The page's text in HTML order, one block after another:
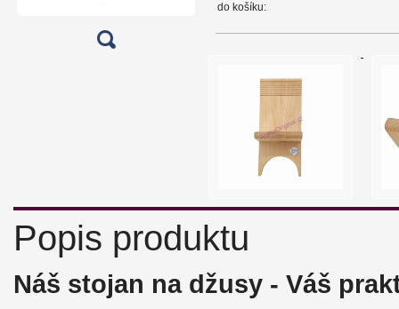
do košíku:
Popis produktu
Náš stojan na džusy - Váš